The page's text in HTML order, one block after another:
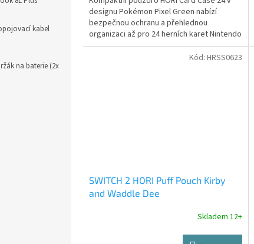
kabel
na baterie (2x
designu Pokémon Pixel Green nabízí
bezpečnou ochranu a přehlednou
organizaci až pro 24 herních karet Nintendo
Switch. Oficiálně licencováno společnostmi
Nintendo a The Pokémon Company.
SWITCH 2 HORI Puff Pouch Kirby
and Waddle Dee
Skladem 12+
Kód: HRSS0623